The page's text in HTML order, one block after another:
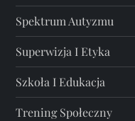
Spektrum Autyzmu
Superwizja I Etyka
Szkoła I Edukacja
Trening Społeczny